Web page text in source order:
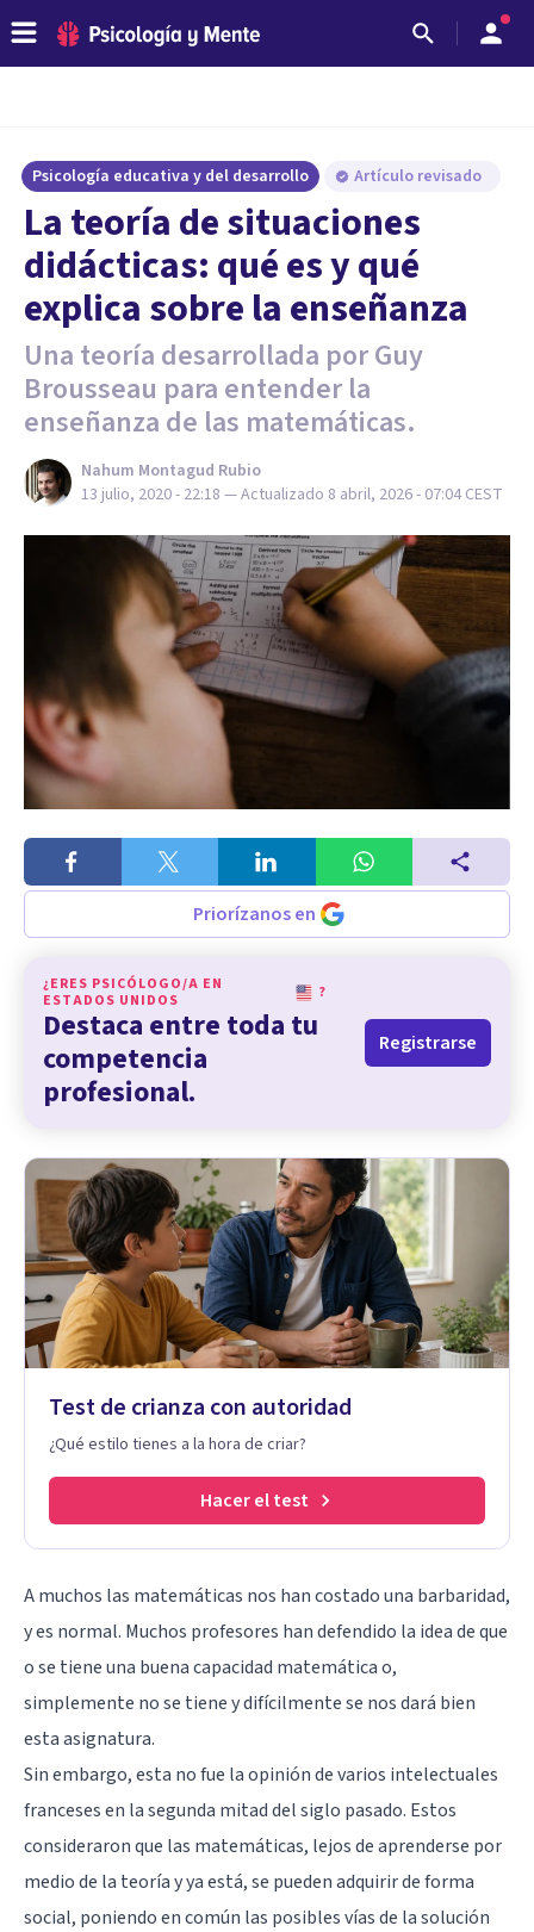
Psicología educativa y del desarrollo Artículo revisado
La teoría de situaciones
didácticas: qué es y qué
explica sobre la enseñanza
Una teoría desarrollada por Guy
Brousseau para entender la
enseñanza de las matemáticas.
Nahum Montagud Rubio
13 julio, 2020 - 22:18 — Actualizado 8 abril, 2026 - 07:04 CEST
Priorízanos en
¿ERES PSICÓLOGO/A EN
ESTADOS UNIDOS
?
Destaca entre toda tu
competencia
profesional.
Registrarse
Test de crianza con autoridad
¿Qué estilo tienes a la hora de criar?
Hacer el test
A muchos las matemáticas nos han costado una barbaridad,
y es normal. Muchos profesores han defendido la idea de que
o se tiene una buena capacidad matemática o,
simplemente no se tiene y difícilmente se nos dará bien
esta asignatura.
Sin embargo, esta no fue la opinión de varios intelectuales
franceses en la segunda mitad del siglo pasado. Estos
consideraron que las matemáticas, lejos de aprenderse por
medio de la teoría y ya está, se pueden adquirir de forma
social, poniendo en común las posibles vías de la solución